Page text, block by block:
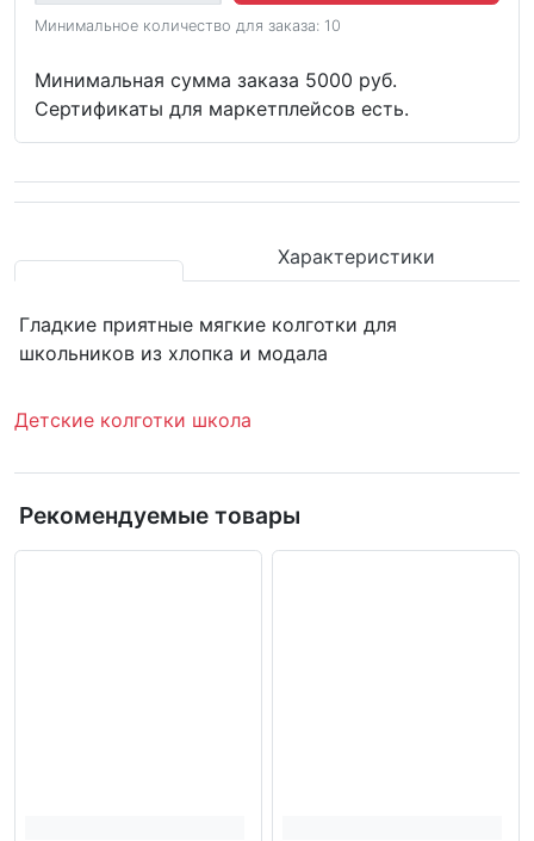
Минимальное количество для заказа: 10
Минимальная сумма заказа 5000 руб.
Сертификаты для маркетплейсов есть.
Характеристики
Гладкие приятные мягкие колготки для
школьников из хлопка и модала
Детские колготки школа
Рекомендуемые товары